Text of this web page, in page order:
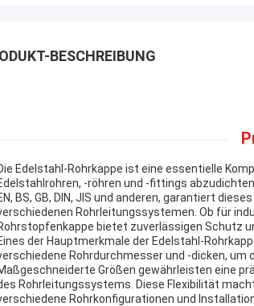
BESCHREIBUNG
Edelstahl-Rohrkappe ist eine essentielle
-röhren und -fittings
BS, GB, DIN, JIS und anderen, garantiert
Rohrleitungssystemen. Ob für
bietet zuverlässigen Schutz
der Hauptmerkmale der Edelstahl-
Rohrdurchmesser und -dicken, um
Größen gewährleisten eine
Rohrleitungssystems. Diese Flexibilität
Rohrkonfigurationen und